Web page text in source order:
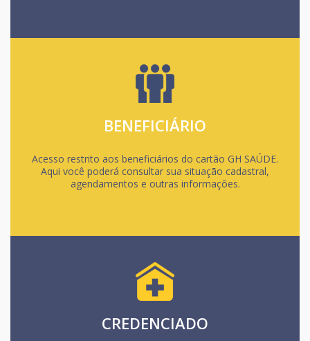
BENEFICIÁRIO
Acesso restrito aos beneficiários do cartão GH SAÚDE.
Aqui você poderá consultar sua situação cadastral,
agendamentos e outras informações.
CREDENCIADO